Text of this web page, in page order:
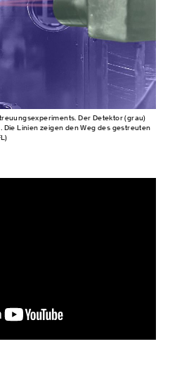
Der Detektor (grau)
Die Linien zeigen den Weg des gestreuten